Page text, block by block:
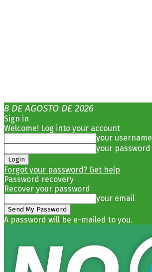
8 DE AGOSTO DE 2026
Sign in
Welcome! Log into your account
your username
your password
Forgot your password? Get help
Password recovery
Recover your password
your email
A password will be e-mailed to you.